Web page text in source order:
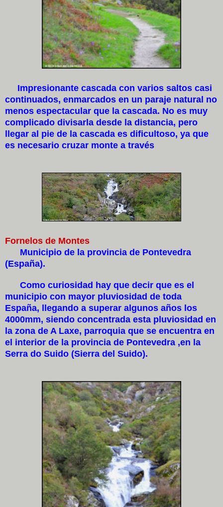
Impresionante cascada con varios saltos casi
continuados, enmarcados en un paraje natural no
menos espectacular que la cascada. No es muy
complicado divisarla desde la distancia, pero
llegar al pie de la cascada es dificultoso, ya que
es necesario cruzar monte a través
Fornelos de Montes
Municipio de la provincia de Pontevedra
(España).
Como curiosidad hay que decir que es el
municipio con mayor pluviosidad de toda
España, llegando a superar algunos años los
4000mm, siendo concentrada esta pluviosidad en
la zona de A Laxe, parroquia que se encuentra en
el interior de la provincia de Pontevedra ,en la
Serra do Suido (Sierra del Suido).